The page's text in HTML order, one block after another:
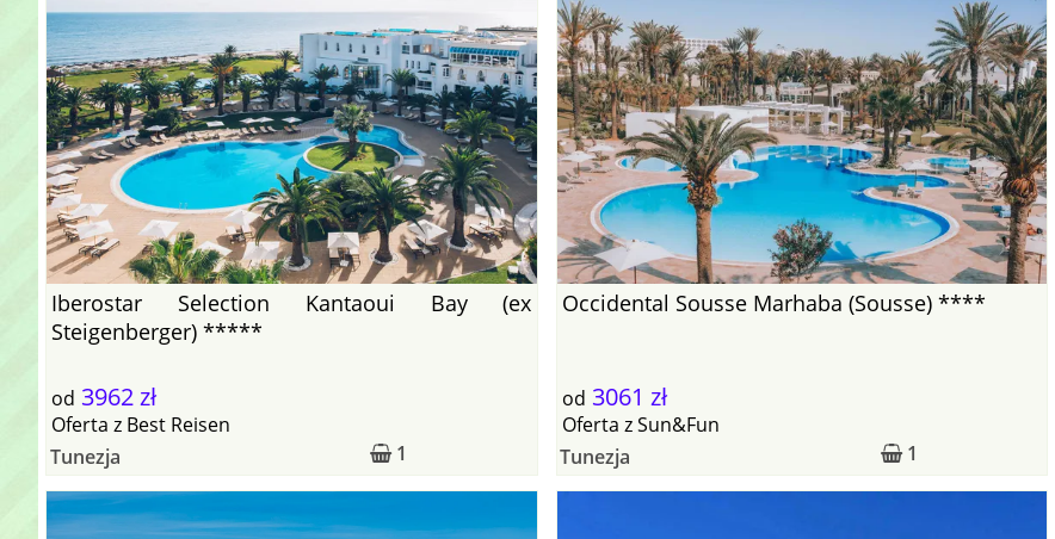
Iberostar Selection Kantaoui Bay (ex
Steigenberger) *****
od 3962 zł
1
Oferta z Best Reisen
Tunezja
Occidental Sousse Marhaba (Sousse) ****
od 3061 zł
1
Oferta zSun&Fun
Tunezja